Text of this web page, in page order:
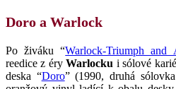
Doro a Warlock
Po živáku “Warlock-Triumph and
reedice z éryWarlocku i sólové
deska “Doro” (1990, druhá